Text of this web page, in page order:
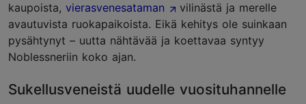
kaupoista, vierasvenesataman
vilinästä ja merelle
avautuvista ruokapaikoista. Eikä kehitys ole suinkaan
pysähtynyt – uutta nähtävää ja koettavaa syntyy
Noblessneriin koko ajan.
Sukellusveneistä uudelle vuosituhannelle